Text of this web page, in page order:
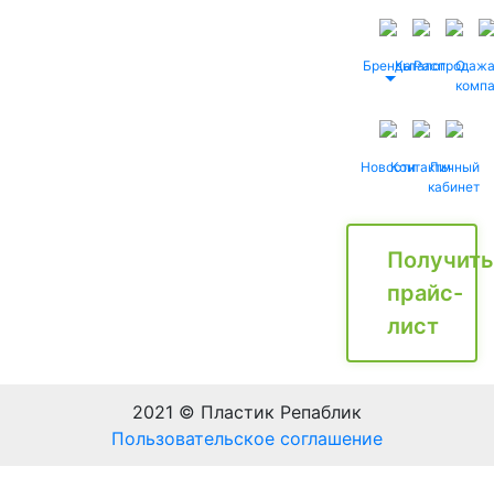
БрендыКаталог
Распродажа
О
НовостиКонтактыЛичный
кабинет
Получить
прайс-
лист
2021 © Пластик Репаблик
Пользовательское соглашение